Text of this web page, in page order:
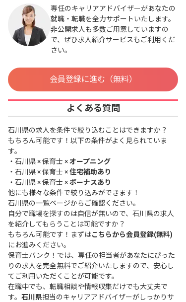
専任のキャリアアドバイザーがあなたの
就職・転職を全力サポートいたします。
非公開求人も多数ご用意していますの
で、ぜひ求人紹介サービスもご利用くだ
さい。
会員登録に進む（無料）
よくある質問
石川県の求人を条件で絞り込むことはできますか？
もちろん可能です！以下の条件がよく見られていま
す。
・ 石川県 × 保育士 ×オープニング
・ 石川県 × 保育士 ×住宅補助あり
・ 石川県 × 保育士 ×ボーナスあり
他にも様々な条件で絞り込みができます！
石川県の一覧ページからご確認ください。
自分で職場を探すのは自信が無いので、石川県の求人
を紹介してもらうことは可能ですか？
もちろん可能です！まずはこちらから会員登録(無料)
にお進みください。
保育士バンク！では、専任の担当者があなたにぴった
りの求人を完全無料でご紹介いたしますので、安心し
てご利用いただくことが可能です。
在職中でも、転職相談や情報収集だけでも大丈夫で
す。 石川県担当のキャリアアドバイザーがしっかりサ